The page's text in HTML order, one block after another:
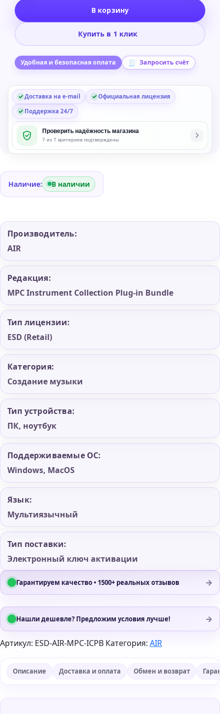
AIR
Instrument
Plug-
Bundle
В корзину
Купить в 1 клик
Удобная и безопасная оплата Запросить счёт
Доставка на e-mail
Официальная лицензия
Поддержка 24/7
Проверить надёжность магазина
7 из 7 критериев подтверждены
Наличие: В наличии
Производитель:
AIR
Редакция:
MPC Instrument Collection Plug-in Bundle
Тип лицензии:
ESD (Retail)
Категория:
Создание музыки
Тип устройства:
ПК, ноутбук
Поддерживаемые ОС:
Windows, MacOS
Язык:
Мультиязычный
Тип поставки:
Электронный ключ активации
Гарантируем качество • 1500+ реальных отзывов →
Нашли дешевле? Предложим условия лучше! →
Артикул: ESD-AIR-MPC-ICPB Категория: AIR
Описание Доставка и оплата Обмен и возврат